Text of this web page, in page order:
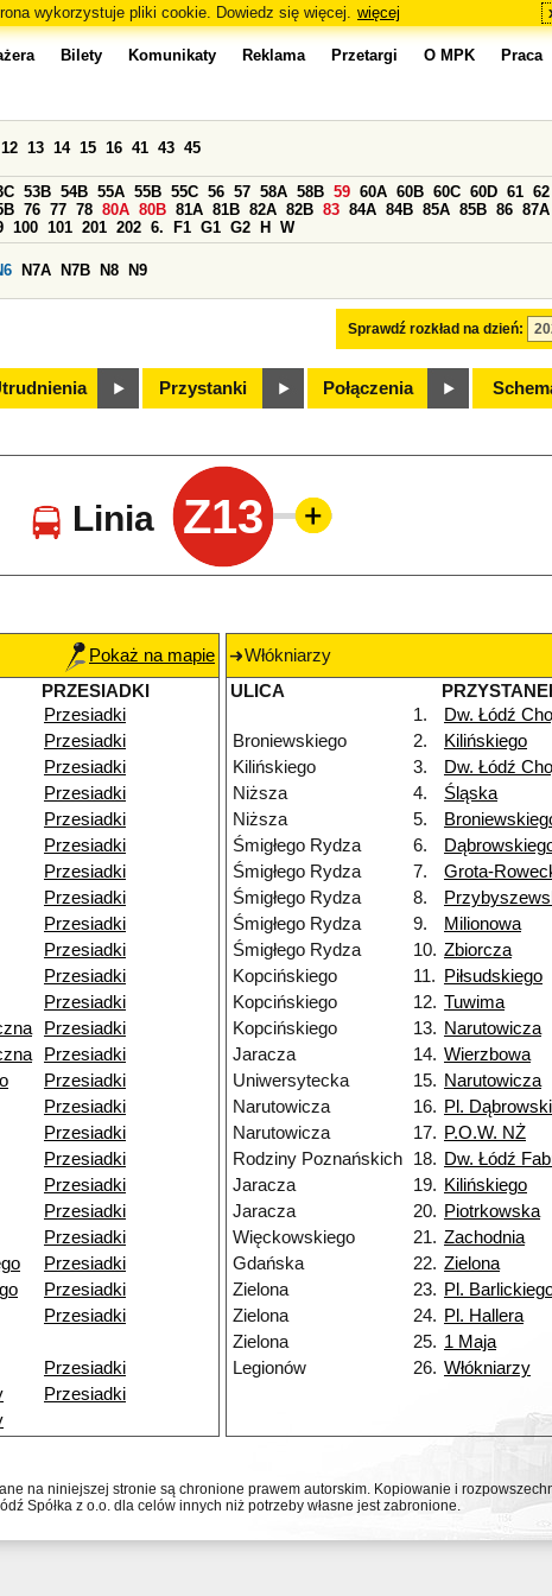
wykorzystuje pliki cookie. Dowiedz się więcej. więcej
Bilety Komunikaty Reklama Przetargi O MPK Praca
Sprawdź rozkład na dzień:
12 13 14 15 16 41 43 45
53B 54B 55A 55B 55C 56 57 58A 58B 59 60A 60B 60C 60D 61 62
76 77 78 80A 80B 81A 81B 82A 82B 83 84A 84B 85A 85B 86 87A
100 101 201 202 6. F1 G1 G2 H W
N7A N7B N8 N9
Przystanki Połączenia
Linia Z13
Pokaż na mapie
PRZESIADKI
Przesiadki
Przesiadki
Przesiadki
Przesiadki
Przesiadki
Przesiadki
Przesiadki
Przesiadki
Przesiadki
Przesiadki
Przesiadki
Przesiadki
Przesiadki
Przesiadki
Przesiadki
Przesiadki
Przesiadki
Przesiadki
Przesiadki
Przesiadki
Przesiadki
Przesiadki
Przesiadki
Przesiadki
Przesiadki
Przesiadki
Włókniarzy
ULICA
1.
Dw. Łódź
Broniewskiego
2. Kilińskiego
Kilińskiego
3. Dw. Łódź
Niższa
4. Śląska
Niższa
5.
Śmigłego Rydza
6.
Śmigłego Rydza
7. Grota-
Śmigłego Rydza
8.
Śmigłego Rydza
9. Milionowa
Śmigłego Rydza
10. Zbiorcza
Kopcińskiego
11. Piłsudskiego
Kopcińskiego
12. Tuwima
Kopcińskiego
13. Narutowicza
Jaracza
14. Wierzbowa
Uniwersytecka
15. Narutowicza
Narutowicza
16. Pl.
Narutowicza
17. P.O.W. NŻ
Rodziny Poznańskich
18. Dw. Łódź
Jaracza
19. Kilińskiego
Jaracza
20. Piotrkowska
Więckowskiego
21. Zachodnia
Gdańska
22. Zielona
Zielona
23. Pl.
Zielona
24. Pl. Hallera
Zielona
25. 1 Maja
Legionów
26. Włókniarzy
na niniejszej stronie są chronione prawem autorskim. Kopiowanie i
Spółka z o.o. dla celów innych niż potrzeby własne jest zabronione.